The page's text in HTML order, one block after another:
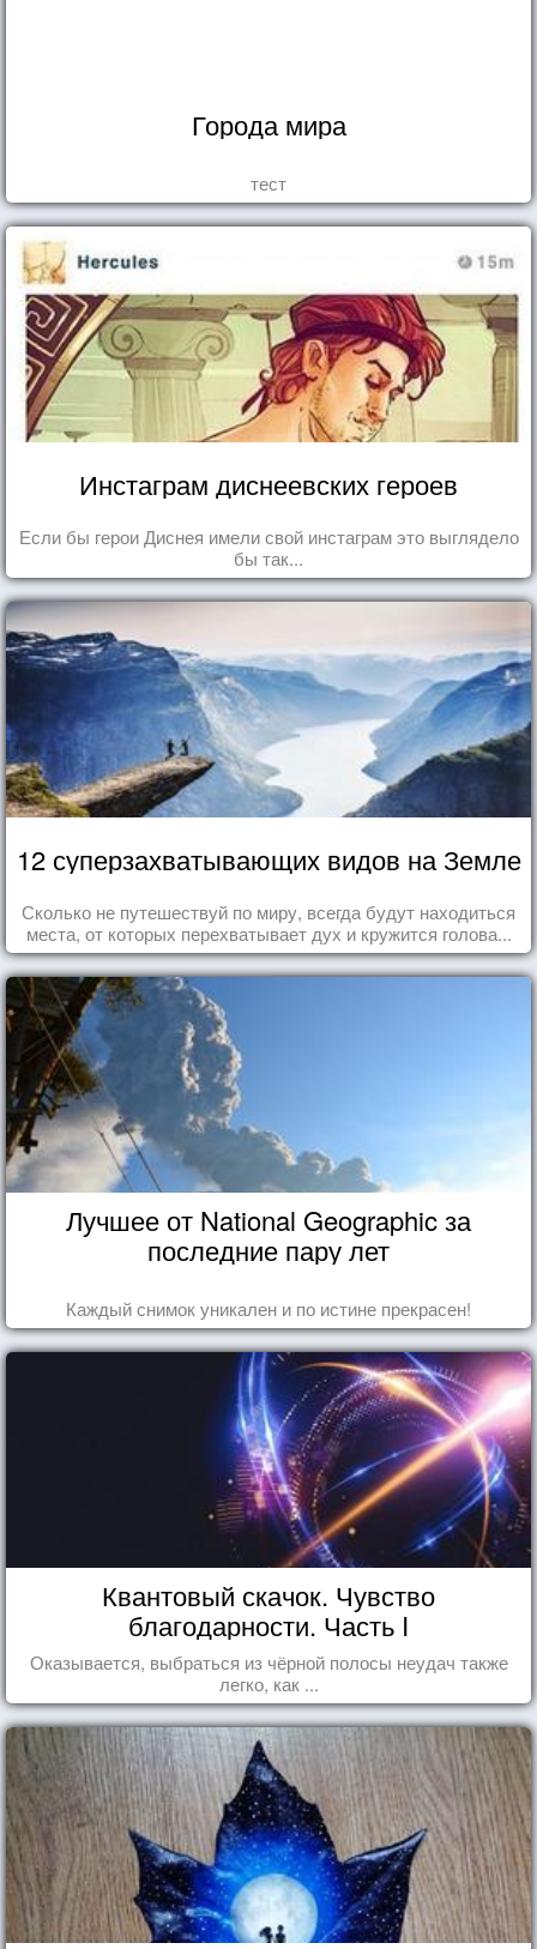
Города мира
тест
Инстаграм диснеевских героев
Если бы герои Диснея имели свой инстаграм это выглядело
бы так...
12 суперзахватывающих видов на Земле
Сколько не путешествуй по миру, всегда будут находиться
места, от которых перехватывает дух и кружится голова...
Лучшее от National Geographic за
последние пару лет
Каждый снимок уникален и по истине прекрасен!
Квантовый скачок. Чувство
благодарности. Часть I
Оказывается, выбраться из чёрной полосы неудач также
легко, как ...